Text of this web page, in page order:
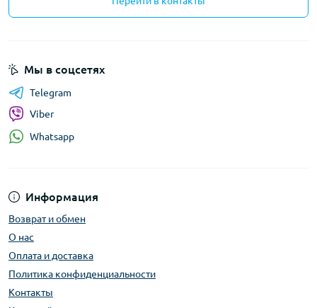
Информация
Возврат и обмен
О нас
Оплата и доставка
Политика конфиденциальности
Контакты
Мы в соцсетях
Telegram
Viber
Whatsapp